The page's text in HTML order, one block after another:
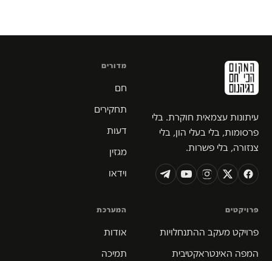
עיתונות עצמאית חוקרת. בלי
פרסומות, בלי בעלי הון, בלי
צנזורה, בלי פשרות.
מדורים
חם
תחקירים
דעות
מגזין
וידאו
פרויקטים
פרויקט מעקב ההתנחלויות
המפה האינטראקטיבית
המערכת
אודות
תמיכה